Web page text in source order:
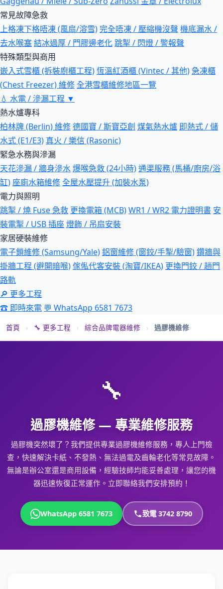
常見故障急救
上格凍下格唔凍 (風扇/溶雪)完全唔凍 / 壓縮機沒聲 機底漏水 /
去水喉塞結冰過厚 / 門膠邊老化跳掣 / 閃燈 / 警報聲
特殊類型與商用
嵌入式雪櫃 (拆裝廚櫃工程)恆溫紅酒櫃 (Vintec / 其他)急凍櫃
(Chest Freezer) 維修全港雪櫃維修地區一覽
💧 水電 / 滲漏工程 ▼
熱水爐專科
柏林牌 (Berlin) 維修德國寶 / 斯寶亞創 煤氣熱水爐 即熱式 / 儲
水式 (E1/E3) 真火 / 樂信 (Rasonic)
緊急水務與滲漏
天花滲漏 / 牆身滲水爆喉急救 (24小時)通渠服務 (馬桶/廚房/浴
缸) 座廁水箱維修全屋水壓提升 (加裝水泵)
電力與照明
跳掣 / 燒 Fuse 急救 更換電箱 (MCB)WR1 / WR2 電力證明書 安
裝電掣 / USB 插座燈飾 / 吊扇安裝
家居硬裝維修
電子鎖維修 (Samsung/Yale)鋁窗維修 (窗鉸/手掣/驗窗)鑽牆與
掛牆工程 (避開暗喉)傢俬代客安裝 (淘寶/IKEA) 更換門鉸 / 趟門
路軌
🔎 更多工程
☎ 即時來電 💬 WhatsApp 6581 7673
首頁 › 🔧 更多工程 › 綜合品牌電器維修 › 過膠機維修
🔧
過膠機維修 — 專業維修服務
過膠機突然壞了？我們提供專業過膠機維修服務，專人上門檢
查，快速解決卡紙、不發熱、無法過電及齒輪老化等常見故障。
無論是辦公室還是商用設備，經驗技師均能妥善處理，讓您的機
器迅速恢復正常運作。立即聯絡我們安排預約！
WhatsApp 6581 7673 致電 3742 8790